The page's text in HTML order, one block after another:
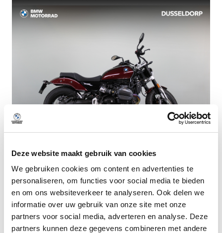
Deze website maakt gebruik van cookies
We gebruiken cookies om content en advertenties te
personaliseren, om functies voor social media te bieden
en om ons websiteverkeer te analyseren. Ook delen we
informatie over uw gebruik van onze site met onze
partners voor social media, adverteren en analyse. Deze
partners kunnen deze gegevens combineren met andere
Beschikbaar
BMW R 12
Aventurinrot metallic
2024 | 1500 km| Benzine